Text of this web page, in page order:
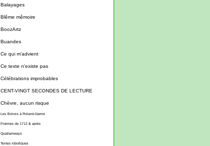
Balayages
Blême mêmoire
BoozArtz
Buandes
Ce qui m'advient
Ce texte n'existe pas
Célébrations improbables
CENT-VINGT SECONDES DE LECTURE
Chèvre, aucun risque
Les Boloss à Roland-Garros
Poèmes de 1712 & après
Quatramways
Textes robotiques